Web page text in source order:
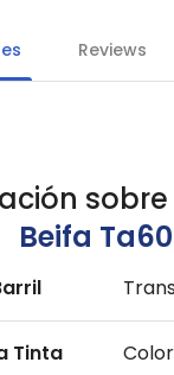
Reviews
sobre
Beifa
Tinta